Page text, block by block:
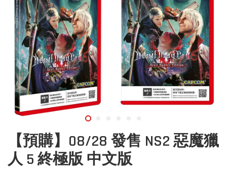
【預購】08/28 發售 NS2 惡魔獵
人 5 終極版 中文版